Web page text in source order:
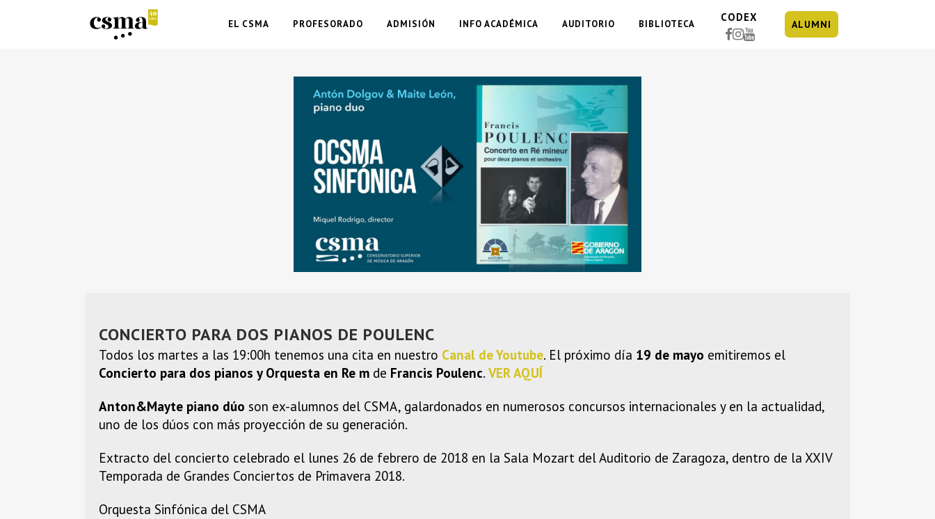
EL CSMA PROFESORADO ADMISIÓN INFO ACADÉMICA AUDITORIO BIBLIOTECA
CODEX
ALUMNI
CONCIERTO PARA DOS PIANOS DE POULENC
Todos los martes a las 19:00h tenemos una cita en nuestro Canal de Youtube. El próximo día 19 de mayo emitiremos el
Concierto para dos pianos y Orquesta en Re m de Francis Poulenc. VER AQUÍ
Anton&Mayte piano dúo son ex-alumnos del CSMA, galardonados en numerosos concursos internacionales y en la actualidad,
uno de los dúos con más proyección de su generación.
Extracto del concierto celebrado el lunes 26 de febrero de 2018 en la Sala Mozart del Auditorio de Zaragoza, dentro de la XXIV
Temporada de Grandes Conciertos de Primavera 2018.
Orquesta Sinfónica del CSMA